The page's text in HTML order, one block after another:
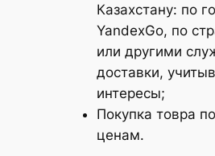
Казахстану: по
YandexGo, по
или другими
доставки,
интересы;
Покупка товра
ценам.